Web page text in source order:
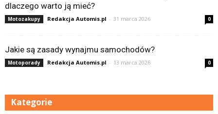
dlaczego warto ją mieć?
Motozakupy Redakcja Automis.pl - 31 marca 2026 0
Jakie są zasady wynajmu samochodów?
Motoporady Redakcja Automis.pl - 13 marca 2026 0
Kategorie